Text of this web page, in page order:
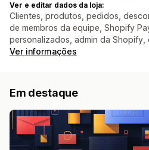
Ver e editar dados da loja:
Clientes, produtos, pedidos,
de membros da equipe, Shopify
personalizados, admin da Shopify,
Ver informações
Em destaque